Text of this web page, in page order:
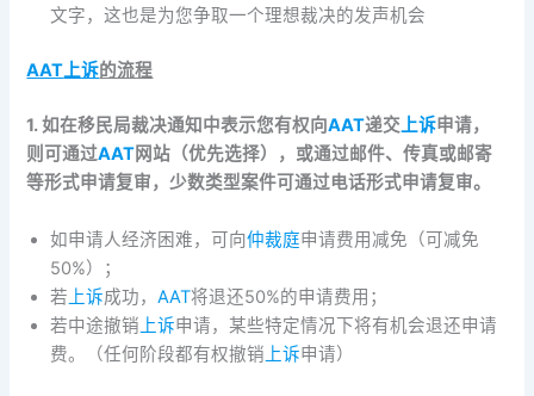
文字，这也是为您争取一个理想裁决的发声机会
AAT上诉的流程
1. 如在移民局裁决通知中表示您有权向AAT递交上诉申请，
则可通过AAT网站（优先选择），或通过邮件、传真或邮寄
等形式申请复审，少数类型案件可通过电话形式申请复审。
如申请人经济困难，可向仲裁庭申请费用减免（可减免
50%）；
若 上诉成功，AAT将退还50%的申请费用；
若中途撤销 上诉申请，某些特定情况下将有机会退还申请
费。（任何阶段都有权撤销 上诉申请）